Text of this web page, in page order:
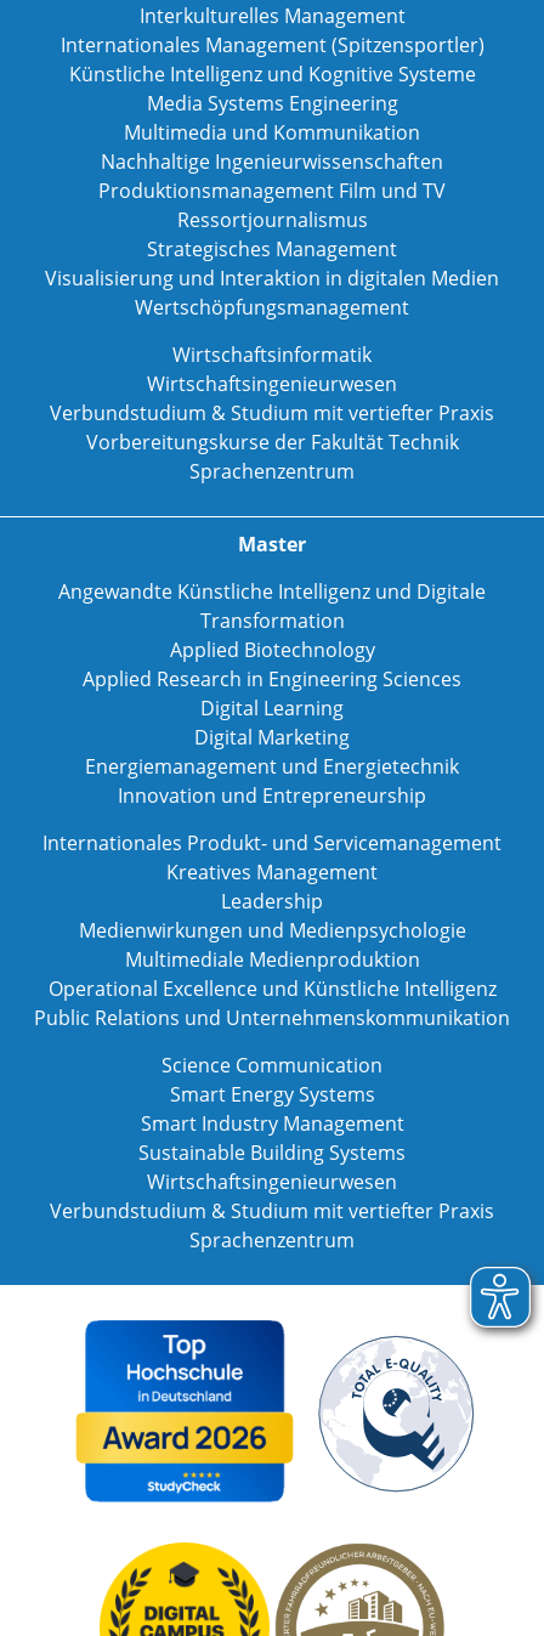
Interkulturelles Management
Internationales Management (Spitzensportler)
Künstliche Intelligenz und Kognitive Systeme
Media Systems Engineering
Multimedia und Kommunikation
Nachhaltige Ingenieurwissenschaften
Produktionsmanagement Film und TV
Ressortjournalismus
Strategisches Management
Visualisierung und Interaktion in digitalen Medien
Wertschöpfungsmanagement
Wirtschaftsinformatik
Wirtschaftsingenieurwesen
Verbundstudium & Studium mit vertiefter Praxis
Vorbereitungskurse der Fakultät Technik
Sprachenzentrum
Master
Angewandte Künstliche Intelligenz und Digitale
Transformation
Applied Biotechnology
Applied Research in Engineering Sciences
Digital Learning
Digital Marketing
Energiemanagement und Energietechnik
Innovation und Entrepreneurship
Internationales Produkt- und Servicemanagement
Kreatives Management
Leadership
Medienwirkungen und Medienpsychologie
Multimediale Medienproduktion
Operational Excellence und Künstliche Intelligenz
Public Relations und Unternehmenskommunikation
Science Communication
Smart Energy Systems
Smart Industry Management
Sustainable Building Systems
Wirtschaftsingenieurwesen
Verbundstudium & Studium mit vertiefter Praxis
Sprachenzentrum